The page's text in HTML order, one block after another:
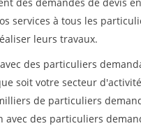
services à tous les
leurs travaux.
des particuliers
soit votre secteur
de particuliers
des particuliers